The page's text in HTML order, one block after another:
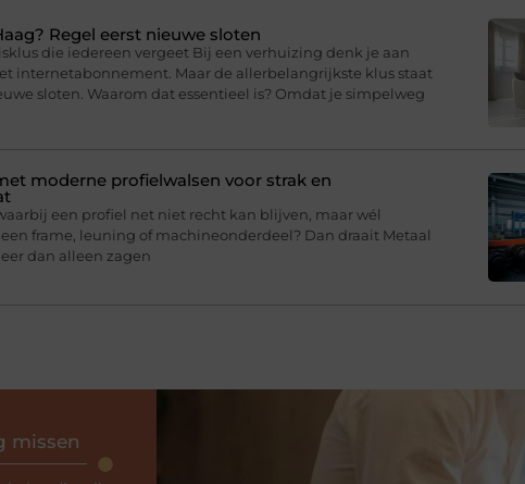
Regel eerst nieuwe sloten
die iedereen vergeet Bij een verhuizing denk je aan
internetabonnement. Maar de allerbelangrijkste klus staat
sloten. Waarom dat essentieel is? Omdat je simpelweg
moderne profielwalsen voor strak en
een profiel net niet recht kan blijven, maar wél
frame, leuning of machineonderdeel? Dan draait Metaal
dan alleen zagen
missen